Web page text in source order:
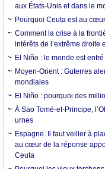
aux États-Unis et dans le
Pourquoi Ceuta est au
Comment la crise à la
intérêts de l’extrême droite
El Niño : le monde est
Moyen-Orient : Guterres
mondiales
El Niño : pourquoi des
À Sao Tomé-et-Principe,
urnes
Espagne. Il faut veiller à
au cœur de la réponse
Ceuta